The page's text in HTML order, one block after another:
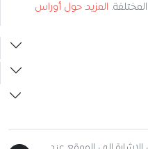
المزيد حول أوراس